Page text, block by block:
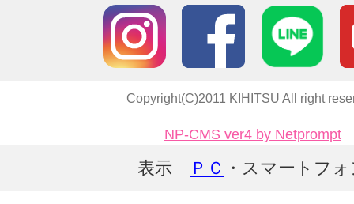
Copyright(C)2011 KIHITSU All right
NP-CMS ver4 by Netprompt
表示 ＰＣ ・スマートフ